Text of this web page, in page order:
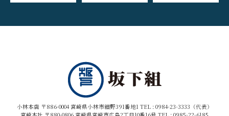
小林本店 〒886-0004 宮崎県小林市細野391番地1 TEL : 0984-23-3333（代表）